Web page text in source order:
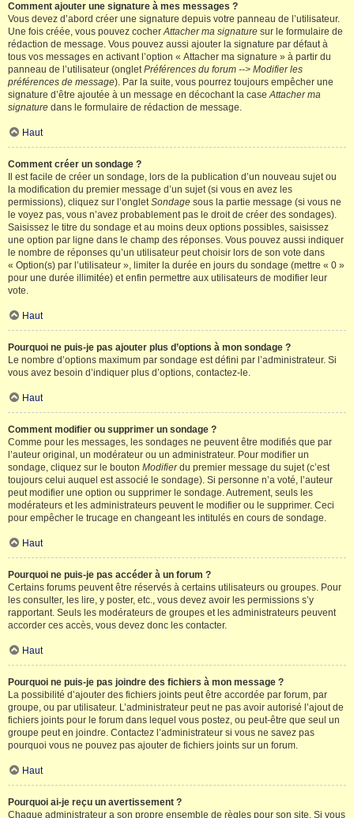
Comment ajouter une signature à mes messages ?
Vous devez d’abord créer une signature depuis votre panneau de l’utilisateur.
Une fois créée, vous pouvez cocherAttacher ma signature sur le formulaire de
rédaction de message. Vous pouvez aussi ajouter la signature par défaut à
tous vos messages en activant l’option « Attacher ma signature » à partir du
panneau de l’utilisateur (ongletPréférences du forum --> Modifier les
préférences de message). Par la suite, vous pourrez toujours empêcher une
signature d’être ajoutée à un message en décochant la caseAttacher ma
signature dans le formulaire de rédaction de message.
Haut
Comment créer un sondage ?
Il est facile de créer un sondage, lors de la publication d’un nouveau sujet ou
la modification du premier message d’un sujet (si vous en avez les
permissions), cliquez sur l’ongletSondage sous la partie message (si vous ne
le voyez pas, vous n’avez probablement pas le droit de créer des sondages).
Saisissez le titre du sondage et au moins deux options possibles, saisissez
une option par ligne dans le champ des réponses. Vous pouvez aussi indiquer
le nombre de réponses qu’un utilisateur peut choisir lors de son vote dans
« Option(s) par l’utilisateur », limiter la durée en jours du sondage (mettre « 0 »
pour une durée illimitée) et enfin permettre aux utilisateurs de modifier leur
vote.
Haut
Pourquoi ne puis-je pas ajouter plus d’options à mon sondage ?
Le nombre d’options maximum par sondage est défini par l’administrateur. Si
vous avez besoin d’indiquer plus d’options, contactez-le.
Haut
Comment modifier ou supprimer un sondage ?
Comme pour les messages, les sondages ne peuvent être modifiés que par
l’auteur original, un modérateur ou un administrateur. Pour modifier un
sondage, cliquez sur le bouton Modifierdu premier message du sujet (c’est
toujours celui auquel est associé le sondage). Si personne n’a voté, l’auteur
peut modifier une option ou supprimer le sondage. Autrement, seuls les
modérateurs et les administrateurs peuvent le modifier ou le supprimer. Ceci
pour empêcher le trucage en changeant les intitulés en cours de sondage.
Haut
Pourquoi ne puis-je pas accéder à un forum ?
Certains forums peuvent être réservés à certains utilisateurs ou groupes. Pour
les consulter, les lire, y poster, etc., vous devez avoir les permissions s’y
rapportant. Seuls les modérateurs de groupes et les administrateurs peuvent
accorder ces accès, vous devez donc les contacter.
Haut
Pourquoi ne puis-je pas joindre des fichiers à mon message ?
La possibilité d’ajouter des fichiers joints peut être accordée par forum, par
groupe, ou par utilisateur. L’administrateur peut ne pas avoir autorisé l’ajout de
fichiers joints pour le forum dans lequel vous postez, ou peut-être que seul un
groupe peut en joindre. Contactez l’administrateur si vous ne savez pas
pourquoi vous ne pouvez pas ajouter de fichiers joints sur un forum.
Haut
Pourquoi ai-je reçu un avertissement ?
Chaque administrateur a son propre ensemble de règles pour son site. Si vous